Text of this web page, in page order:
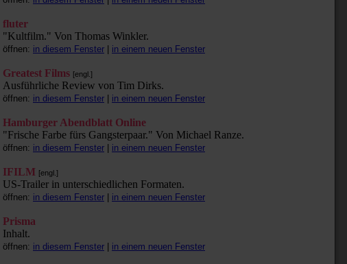
fluter
"Kultfilm." Von Thomas Winkler.
öffnen: in diesem Fenster in einem neuen Fenster
Greatest Films [engl.]
Ausführliche Review von Tim Dirks.
öffnen: in diesem Fenster in einem neuen Fenster
Hamburger Abendblatt Online
"Frische Farbe fürs Gangsterpaar." Von Michael Ranze.
öffnen: in diesem Fenster in einem neuen Fenster
IFILM [engl.]
US-Trailer in unterschiedlichen Formaten.
öffnen: in diesem Fenster in einem neuen Fenster
Prisma
Inhalt.
öffnen: in diesem Fenster in einem neuen Fenster